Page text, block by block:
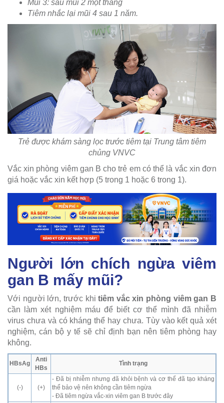
Mũi 3: sau mũi 2 một tháng
Tiêm nhắc lại mũi 4 sau 1 năm.
Trẻ được khám sàng lọc trước tiêm tại Trung tâm tiêm
chủng VNVC
Vắc xin phòng viêm gan B cho trẻ em có thể là vắc xin đơn
giá hoặc vắc xin kết hợp (5 trong 1 hoặc 6 trong 1).
Người lớn chích ngừa viêm
gan B mấy mũi?
Với người lớn, trước khi tiêm vắc xin phòng viêm gan B
cần làm xét nghiệm máu để biết cơ thể mình đã nhiễm
virus chưa và có kháng thể hay chưa. Tùy vào kết quả xét
nghiệm, cán bộ y tế sẽ chỉ định bạn nên tiêm phòng hay
không.
HBsAg
Anti
HBs
Tình trạng
(-) (+)
- Đã bị nhiễm nhưng đã khỏi bệnh và cơ thể đã tạo kháng
thể bảo vệ nên không cần tiêm ngừa
- Đã tiêm ngừa vắc-xin viêm gan B trước đây